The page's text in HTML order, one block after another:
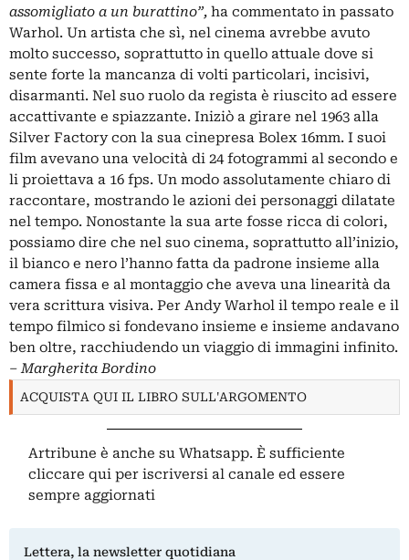
assomigliato a un burattino”, ha commentato in passato
Warhol. Un artista che sì, nel cinema avrebbe avuto
molto successo, soprattutto in quello attuale dove si
sente forte la mancanza di volti particolari, incisivi,
disarmanti. Nel suo ruolo da regista è riuscito ad essere
accattivante e spiazzante. Iniziò a girare nel 1963 alla
Silver Factory con la sua cinepresa Bolex 16mm. I suoi
film avevano una velocità di 24 fotogrammi al secondo e
li proiettava a 16 fps. Un modo assolutamente chiaro di
raccontare, mostrando le azioni dei personaggi dilatate
nel tempo. Nonostante la sua arte fosse ricca di colori,
possiamo dire che nel suo cinema, soprattutto all’inizio,
il bianco e nero l’hanno fatta da padrone insieme alla
camera fissa e al montaggio che aveva una linearità da
vera scrittura visiva. Per Andy Warhol il tempo reale e il
tempo filmico si fondevano insieme e insieme andavano
ben oltre, racchiudendo un viaggio di immagini infinito.
– Margherita Bordino
ACQUISTA QUI IL LIBRO SULL'ARGOMENTO
Artribune è anche su Whatsapp. È sufficiente
cliccare qui per iscriversi al canale ed essere
sempre aggiornati
Lettera, la newsletter quotidiana